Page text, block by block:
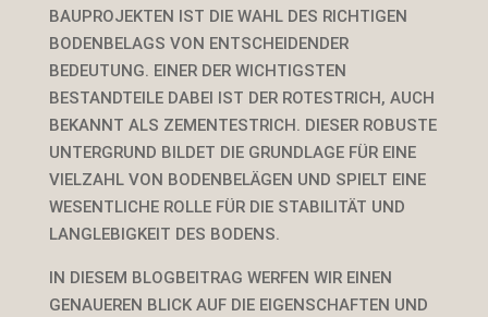
BAUPROJEKTEN IST DIE WAHL DES RICHTIGEN
BODENBELAGS VON ENTSCHEIDENDER
BEDEUTUNG. EINER DER WICHTIGSTEN
BESTANDTEILE DABEI IST DER ROTESTRICH, AUCH
BEKANNT ALS ZEMENTESTRICH. DIESER ROBUSTE
UNTERGRUND BILDET DIE GRUNDLAGE FÜR EINE
VIELZAHL VON BODENBELÄGEN UND SPIELT EINE
WESENTLICHE ROLLE FÜR DIE STABILITÄT UND
LANGLEBIGKEIT DES BODENS.
IN DIESEM BLOGBEITRAG WERFEN WIR EINEN
GENAUEREN BLICK AUF DIE EIGENSCHAFTEN UND